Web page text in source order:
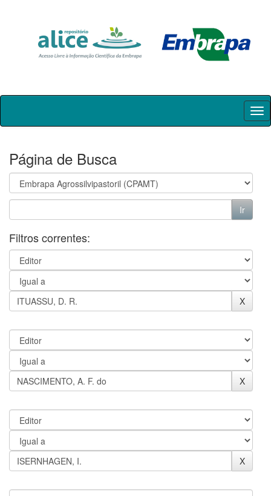
Skip
Página de Busca
Filtros correntes: